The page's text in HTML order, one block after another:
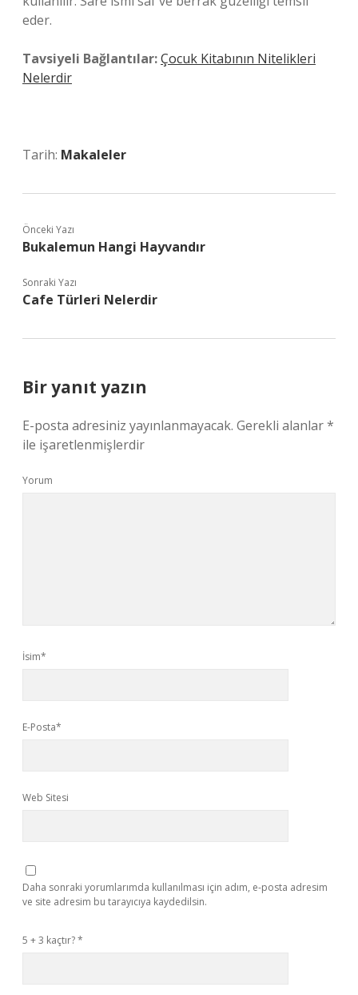
eder.
Tavsiyeli Bağlantılar:Çocuk Kitabının Nitelikleri
Nelerdir
Tarih: Makaleler
Önceki Yazı
Bukalemun Hangi Hayvandır
Sonraki Yazı
Cafe Türleri Nelerdir
Bir yanıt yazın
E-posta adresiniz yayınlanmayacak. Gerekli alanlar*
ile işaretlenmişlerdir
Yorum
İsim*
E-Posta*
Web Sitesi
Daha sonraki yorumlarımda kullanılması için adım, e-posta adresim
ve site adresim bu tarayıcıya kaydedilsin.
5 + 3 kaçtır?*